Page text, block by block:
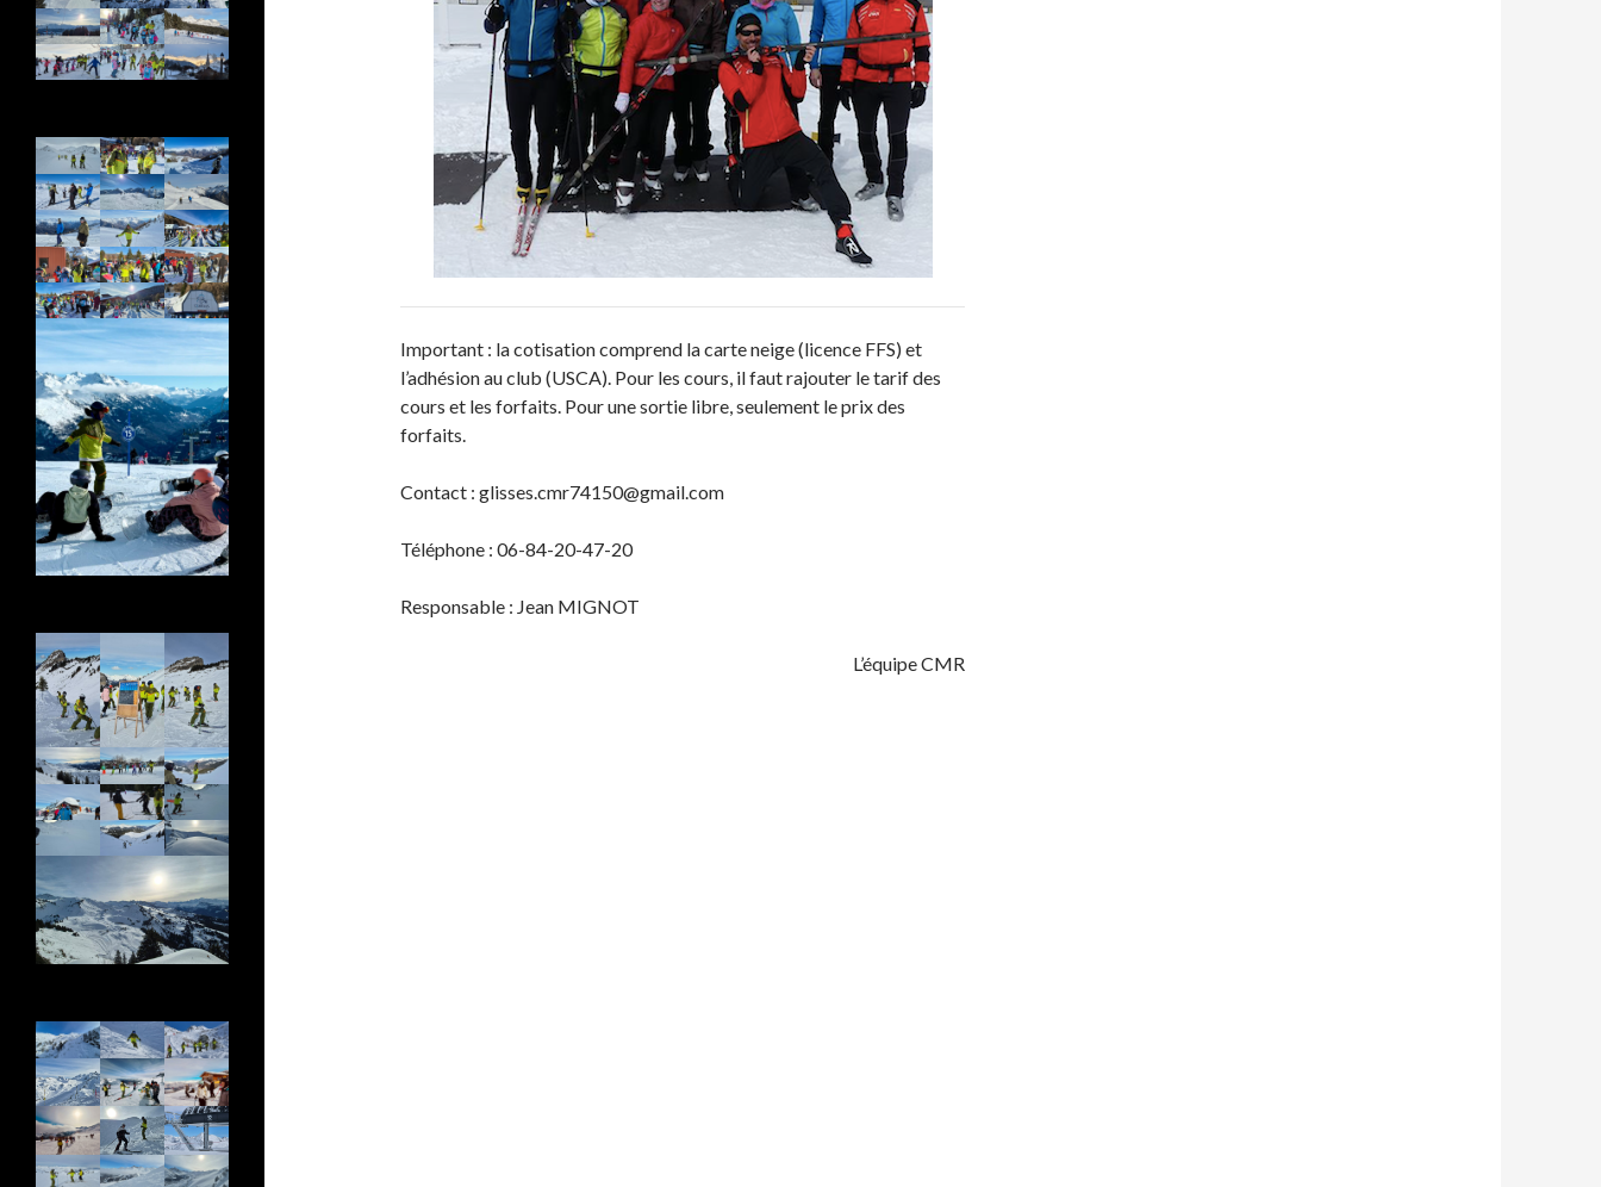
Important : la cotisation comprend la carte neige (licence FFS) et
l’adhésion au club (USCA). Pour les cours, il faut rajouter le tarif des
cours et les forfaits. Pour une sortie libre, seulement le prix des
forfaits.
Contact : glisses.cmr74150@gmail.com
Téléphone : 06-84-20-47-20
Responsable : Jean MIGNOT
L’équipe CMR